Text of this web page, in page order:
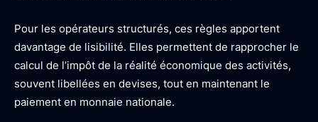
Pour les opérateurs structurés, ces règles apportent
davantage de lisibilité. Elles permettent de rapprocher le
calcul de l’impôt de la réalité économique des activités,
souvent libellées en devises, tout en maintenant le
paiement en monnaie nationale.